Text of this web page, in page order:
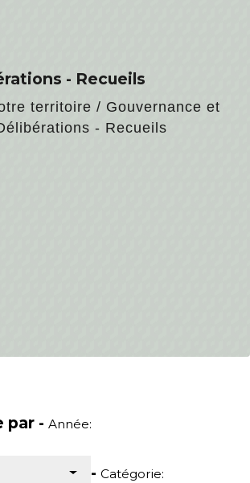
- Recueils
territoire / Gouvernance et
- Recueils
par - Année:
- Catégorie: